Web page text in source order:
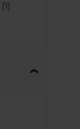
(1)